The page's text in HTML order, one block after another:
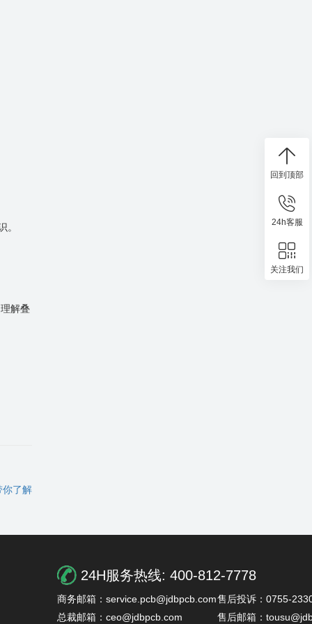
。
解叠
你了解
24H服务热线: 400-812-7778
商务邮箱：service.pcb@jdbpcb.com售后投诉：0755-
总裁邮箱：ceo@jdbpcb.com
售后邮箱：
回到顶部
24h客服
关注我们